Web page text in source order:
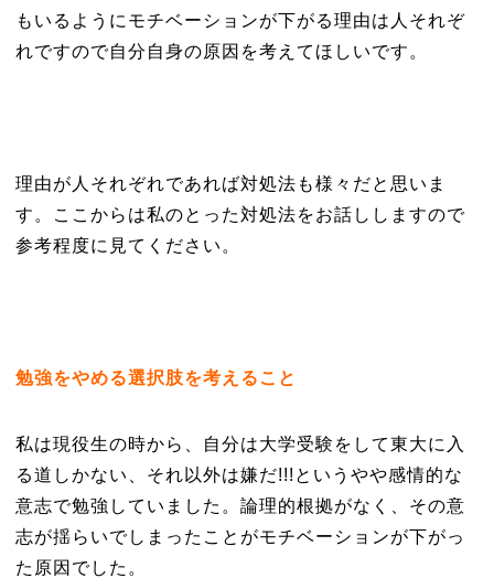
もいるようにモチベーションが下がる理由は人それぞ
れですので自分自身の原因を考えてほしいです。
理由が人それぞれであれば対処法も様々だと思いま
す。ここからは私のとった対処法をお話ししますので
参考程度に見てください。
勉強をやめる選択肢を考えること
私は現役生の時から、自分は大学受験をして東大に入
る道しかない、それ以外は嫌だ!!!というやや感情的な
意志で勉強していました。論理的根拠がなく、その意
志が揺らいでしまったことがモチベーションが下がっ
た原因でした。